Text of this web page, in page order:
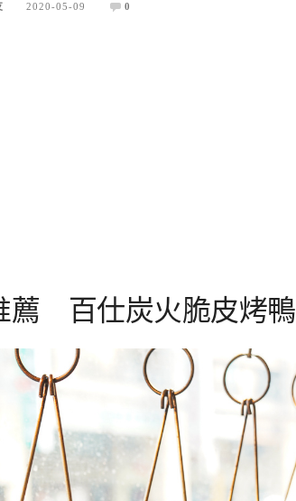
2020-05-09 0
薦 百仕炭火脆皮烤鴨